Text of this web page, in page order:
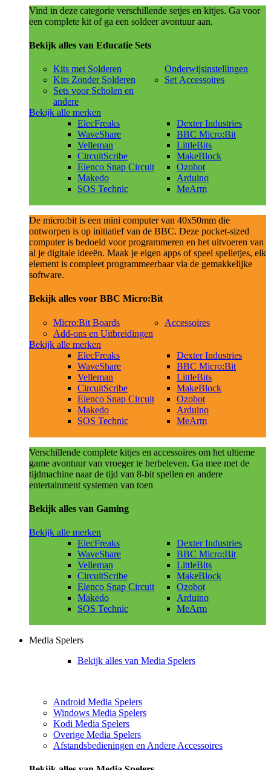
Vind in deze categorie verschillende setjes en kitjes. Ga voor
een complete kit of ga een soldeer avontuur aan.
Bekijk alles van Educatie Sets
Kits met Solderen
Kits Zonder Solderen
Sets voor Scholen en
andere
Onderwijsinstellingen
Set Accessoires
Bekijk alle merken
ElecFreaks
WaveShare
Velleman
CircuitScribe
Elenco Snap Circuit
Makedo
SOS Technic
Dexter Industries
BBC Micro:Bit
LittleBits
MakeBlock
Ozobot
Arduino
MeArm
De micro:bit is een mini computer van 40x50mm die
ontworpen is op initiatief van de BBC. Deze pocket-sized
computer is bedoeld voor programmeren en het uitvoeren van
al je digitale ideeën. Maak je eigen apps of speel spelletjes, elk
element is compleet programmeerbaar via de gemakkelijke
software.
Bekijk alles voor BBC Micro:Bit
Micro:Bit Boards
Add-ons en Uitbreidingen
Accessoires
Bekijk alle merken
ElecFreaks
WaveShare
Velleman
CircuitScribe
Elenco Snap Circuit
Makedo
SOS Technic
Dexter Industries
BBC Micro:Bit
LittleBits
MakeBlock
Ozobot
Arduino
MeArm
Verschillende complete kitjes en accessoires om het ultieme
game avontuur van vroeger te herbeleven. Ga mee met de
tijdmachine naar de tijd van 8-bit spellen en andere
entertainment systemen van toen
Bekijk alles van Gaming
Bekijk alle merken
ElecFreaks
WaveShare
Velleman
CircuitScribe
Elenco Snap Circuit
Makedo
SOS Technic
Dexter Industries
BBC Micro:Bit
LittleBits
MakeBlock
Ozobot
Arduino
MeArm
Media Spelers
Bekijk alles van Media Spelers
Android Media Spelers
Windows Media Spelers
Kodi Media Spelers
Overige Media Spelers
Afstandsbedieningen en Andere Accessoires